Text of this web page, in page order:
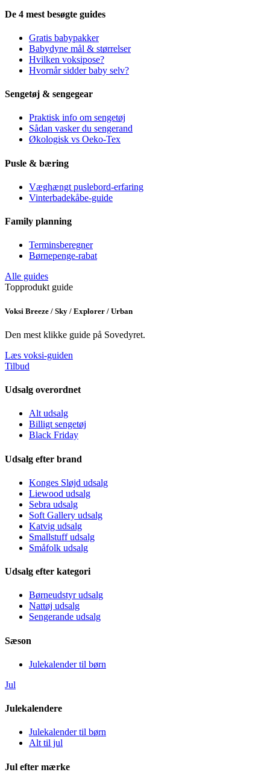
De 4 mest besøgte guides
Gratis babypakker
Babydyne mål & størrelser
Hvilken voksipose?
Hvornår sidder baby selv?
Sengetøj & sengegear
Praktisk info om sengetøj
Sådan vasker du sengerand
Økologisk vs Oeko-Tex
Pusle & bæring
Væghængt puslebord-erfaring
Vinterbadekåbe-guide
Family planning
Terminsberegner
Børnepenge-rabat
Alle guides
Topprodukt guide
Voksi Breeze / Sky / Explorer / Urban
Den mest klikke guide på Sovedyret.
Læs voksi-guiden
Tilbud
Udsalg overordnet
Alt udsalg
Billigt sengetøj
Black Friday
Udsalg efter brand
Konges Sløjd udsalg
Liewood udsalg
Sebra udsalg
Soft Gallery udsalg
Katvig udsalg
Smallstuff udsalg
Småfolk udsalg
Udsalg efter kategori
Børneudstyr udsalg
Nattøj udsalg
Sengerande udsalg
Sæson
Julekalender til børn
Jul
Julekalendere
Julekalender til børn
Alt til jul
Jul efter mærke